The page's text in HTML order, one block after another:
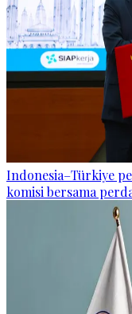
Indonesia–Türkiye
komisi bersama